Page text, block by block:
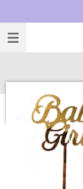
direct
naar